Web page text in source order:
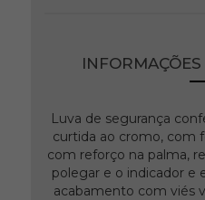
Luva de segurança
curtida ao cromo, com
com reforço na palma,
polegar e o indicador e
acabamento com viés